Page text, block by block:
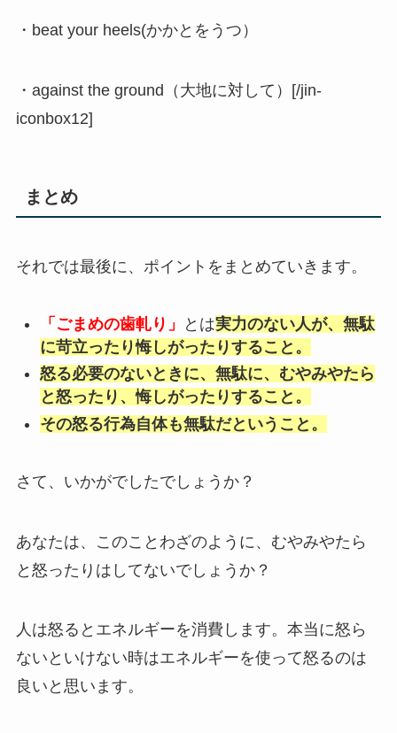
・beat your heels(かかとをうつ）
・against the ground（大地に対して）[/jin-
iconbox12]
まとめ
それでは最後に、ポイントをまとめていきます。
「ごまめの歯軋り」 とは実力のない人が、無駄
に苛立ったり悔しがったりすること。
怒る必要のないときに、無駄に、むやみやたら
と怒ったり、悔しがったりすること。
その怒る行為自体も無駄だということ。
さて、いかがでしたでしょうか？
あなたは、このことわざのように、むやみやたら
と怒ったりはしてないでしょうか？
人は怒るとエネルギーを消費します。本当に怒ら
ないといけない時はエネルギーを使って怒るのは
良いと思います。